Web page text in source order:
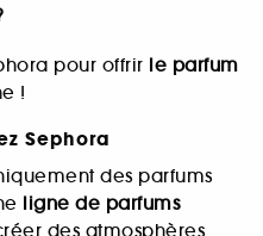
pour offrir le parfum
!
Sephora
des parfums
ligne de parfums
des atmosphères